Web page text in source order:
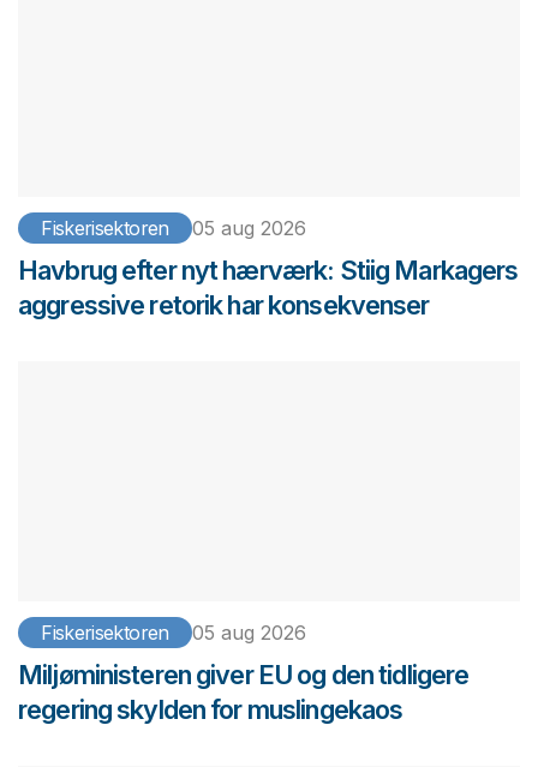
Fiskerisektoren 05 aug 2026
Havbrug efter nyt hærværk: Stiig Markagers
aggressive retorik har konsekvenser
Fiskerisektoren 05 aug 2026
Miljøministeren giver EU og den tidligere
regering skylden for muslingekaos